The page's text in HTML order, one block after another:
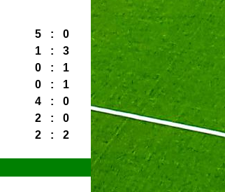
5 : 0
1 : 3
0 : 1
0 : 1
4 : 0
2 : 0
2 : 2